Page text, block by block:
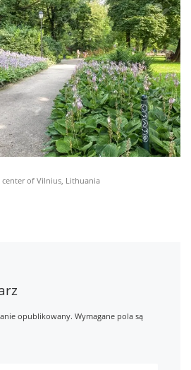
of Vilnius, Lithuania
opublikowany. Wymagane pola są